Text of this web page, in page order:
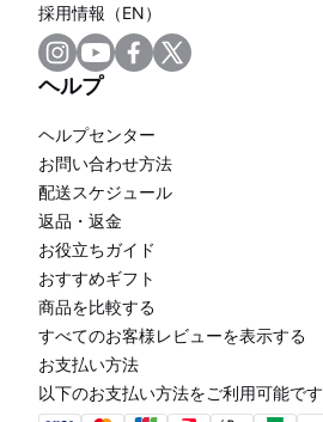
採用情報（EN）
ヘルプ
ヘルプセンター
お問い合わせ方法
配送スケジュール
返品・返金
お役立ちガイド
おすすめギフト
商品を比較する
すべてのお客様レビューを表示する
お支払い方法
以下のお支払い方法をご利用可能です